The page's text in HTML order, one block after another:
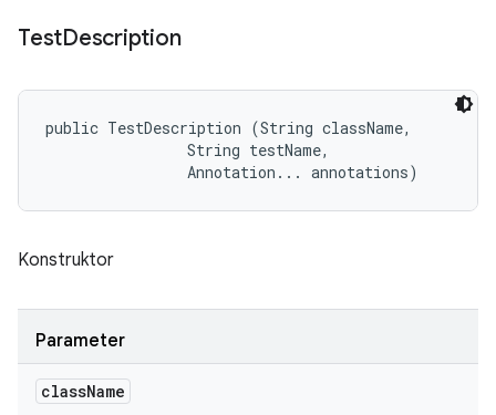
TestDescription
public TestDescription (String className,
                String testName,
                Annotation... annotations)
Konstruktor
Parameter
className